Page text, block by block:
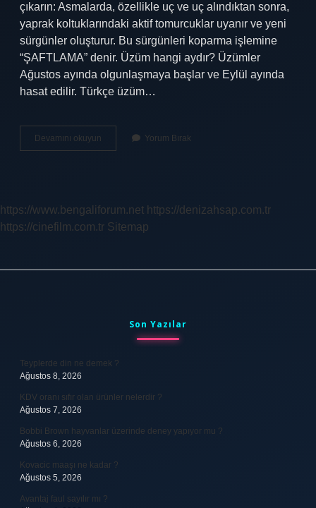
çıkarın: Asmalarda, özellikle uç ve uç alındıktan sonra,
yaprak koltuklarındaki aktif tomurcuklar uyanır ve yeni
sürgünler oluşturur. Bu sürgünleri koparma işlemine
“ŞAFTLAMA” denir. Üzüm hangi aydır? Üzümler
Ağustos ayında olgunlaşmaya başlar ve Eylül ayında
hasat edilir. Türkçe üzüm…
Devamını okuyun
Hangi
Yorum Bırak
https://www.bengaliforum.net https://denizahsap.com.tr
https://cinefilm.com.tr Sitemap
Son Yazılar
Teyplerde din ne demek ?
Ağustos 8, 2026
KDV oranı sıfır olan ürünler nelerdir ?
Ağustos 7, 2026
Bobbi Brown hayvanlar üzerinde deney yapıyor mu ?
Ağustos 6, 2026
Kovacic maaşı ne kadar ?
Ağustos 5, 2026
Avantaj faul sayılır mı ?